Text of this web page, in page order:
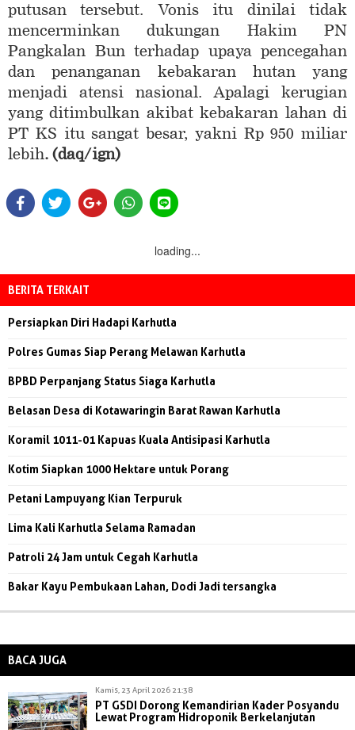
putusan tersebut. Vonis itu dinilai tidak
mencerminkan dukungan Hakim PN
Pangkalan Bun terhadap upaya pencegahan
dan penanganan kebakaran hutan yang
menjadi atensi nasional. Apalagi kerugian
yang ditimbulkan akibat kebakaran lahan di
PT KS itu sangat besar, yakni Rp 950 miliar
lebih. (daq/ign)
loading...
BERITA TERKAIT
Persiapkan Diri Hadapi Karhutla
Polres Gumas Siap Perang Melawan Karhutla
BPBD Perpanjang Status Siaga Karhutla
Belasan Desa di Kotawaringin Barat Rawan Karhutla
Koramil 1011-01 Kapuas Kuala Antisipasi Karhutla
Kotim Siapkan 1000 Hektare untuk Porang
Petani Lampuyang Kian Terpuruk
Lima Kali Karhutla Selama Ramadan
Patroli 24 Jam untuk Cegah Karhutla
Bakar Kayu Pembukaan Lahan, Dodi Jadi tersangka
BACA JUGA
Kamis, 23 April 2026 21:38
PT GSDI Dorong Kemandirian Kader Posyandu
Lewat Program Hidroponik Berkelanjutan